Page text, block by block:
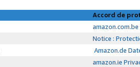
Accord de
Notice :
Amazon.de
amazon.ie